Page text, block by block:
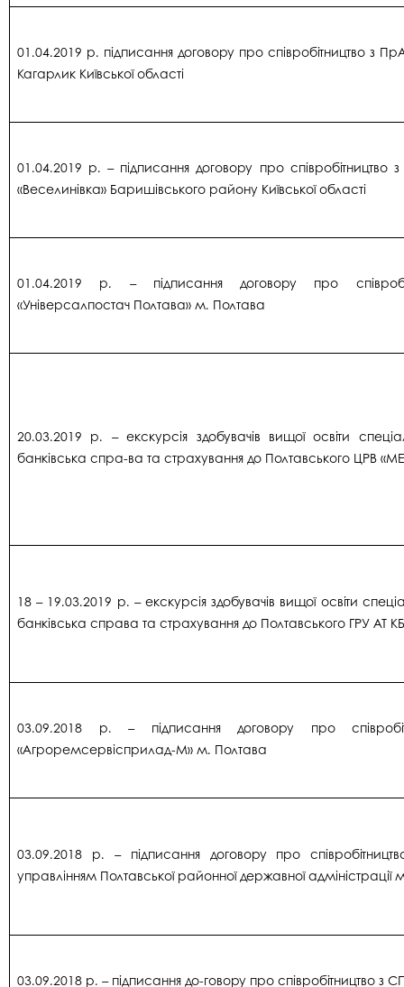
01.04.2019 р. підписання договору про співробітництво з
Кагарлик Київської області
01.04.2019 р. – підписання договору про
«Веселинівка» Баришівського району Київської області
01.04.2019 р. – підписання договору про
«Універсалпостач Полтава» м. Полтава
20.03.2019 р. – екскурсія здобувачів вищої освіти
банківська спра-ва та страхування до Полтавського ЦРВ
18 – 19.03.2019 р. – екскурсія здобувачів вищої освіти
банківська справа та страхування до Полтавського ГРУ АТ
03.09.2018 р. – підписання договору про
«Агроремсервісприлад-М» м. Полтава
03.09.2018 р. – підписання договору про
управлінням Полтавської районної державної адміністрації
03.09.2018 р. – підписання до-говору про співробітництво з